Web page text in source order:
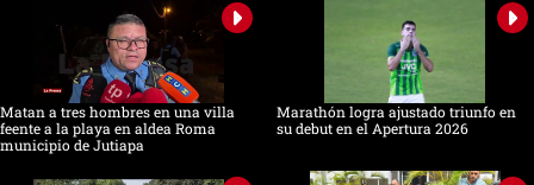
Matan a tres hombres en una villa
feente a la playa en aldea Roma
municipio de Jutiapa
Marathón logra ajustado triunfo en
su debut en el Apertura 2026